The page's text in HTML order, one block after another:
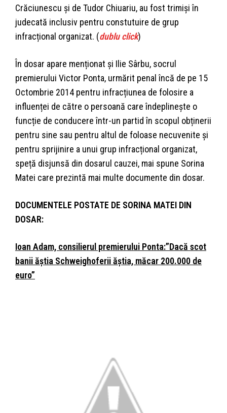
Crăciunescu și de Tudor Chiuariu, au fost trimiși în
judecată inclusiv pentru constutuire de grup
infracțional organizat. (dublu click)
În dosar apare menționat și Ilie Sârbu, socrul
premierului Victor Ponta, urmărit penal încă de pe 15
Octombrie 2014 pentru infracțiunea de folosire a
influenței de către o persoană care îndeplinește o
funcție de conducere într-un partid în scopul obținerii
pentru sine sau pentru altul de foloase necuvenite și
pentru sprijinire a unui grup infracțional organizat,
speță disjunsă din dosarul cauzei, mai spune Sorina
Matei care prezintă mai multe documente din dosar.
DOCUMENTELE POSTATE DE SORINA MATEI DIN
DOSAR:
Ioan Adam, consilierul premierului Ponta:”Dacă scot
banii ăștia Schweighoferii ăștia, măcar 200.000 de
euro”